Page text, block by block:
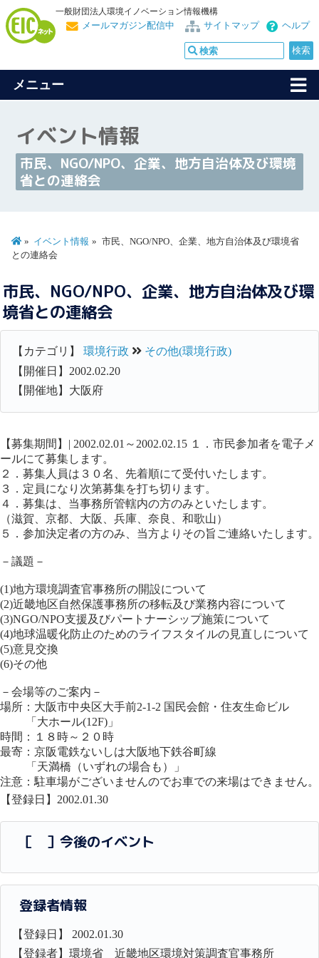
一般財団法人環境イノベーション情報機構
ヘルプ
サイトマップ
メールマガジン配信中
メニュー
イベント情報
市民、NGO/NPO、企業、地方自治体及び環境
省との連絡会
イベント情報
市民、NGO/NPO、企業、地方自治体及び環境省
との連絡会
市民、NGO/NPO、企業、地方自治体及び環
境省との連絡会
【カテゴリ】 環境行政
その他(環境行政)
【開催日】2002.02.20
【開催地】大阪府
【募集期間】| 2002.02.01～2002.02.15 １．市民参加者を電子メ
ールにて募集します。
２．募集人員は３０名、先着順にて受付いたします。
３．定員になり次第募集を打ち切ります。
４．募集は、当事務所管轄内の方のみといたします。
（滋賀、京都、大阪、兵庫、奈良、和歌山）
５．参加決定者の方のみ、当方よりその旨ご連絡いたします。
－議題－
(1)地方環境調査官事務所の開設について
(2)近畿地区自然保護事務所の移転及び業務内容について
(3)NGO/NPO支援及びパートナーシップ施策について
(4)地球温暖化防止のためのライフスタイルの見直しについて
(5)意見交換
(6)その他
－会場等のご案内－
場所：大阪市中央区大手前2-1-2 国民会館・住友生命ビル
「大ホール(12F)」
時間：１８時～２０時
最寄：京阪電鉄ないしは大阪地下鉄谷町線
「天満橋（いずれの場合も）」
注意：駐車場がございませんのでお車での来場はできません。
【登録日】2002.01.30
［ ］今後のイベント
登録者情報
【登録日】 2002.01.30
【登録者】環境省 近畿地区環境対策調査官事務所